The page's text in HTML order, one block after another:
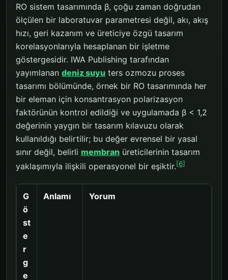
RO sistem tasarımında β, çoğu zaman doğrudan
ölçülen bir laboratuvar parametresi değil, akı, akış
hızı, geri kazanım ve üreticiye özgü tasarım
korelasyonlarıyla hesaplanan bir işletme
göstergesidir. IWA Publishing tarafından
yayımlanan deniz suyu ters ozmozu proses
tasarımı bölümünde, örnek bir RO tasarımında her
bir eleman için konsantrasyon polarizasyon
faktörünün kontrol edildiği ve uygulamada β < 1,2
değerinin yaygın bir tasarım kılavuzu olarak
kullanıldığı belirtilir; bu değer evrensel bir yasal
sınır değil, belirli membran üreticilerinin tasarım
yaklaşımıyla ilişkili operasyonel bir eşiktir.[6]
G
ö
st
e
r
g
e
Anlamı Yorum